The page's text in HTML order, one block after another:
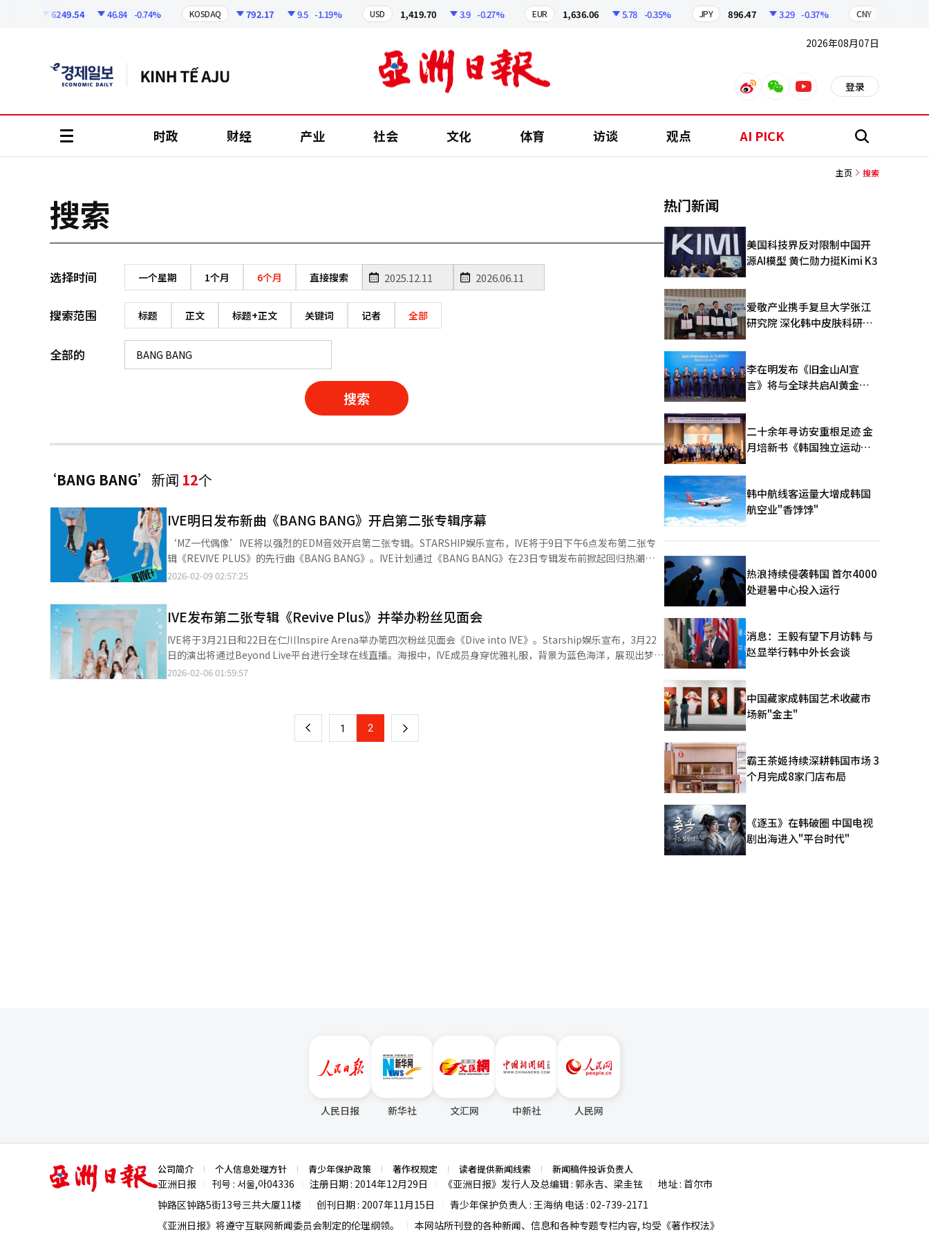
6249.54 46.84 -0.74% KOSDAQ 792.17 9.5 -1.19% USD 1,419.70 3.9 -0.27% EUR 1,636.06 5.78 -0.35% JPY 896.47 3.29 -0.37% CNY
2026年08月07日
weiboweixinyoutube 登录
时政 财经 产业 社会 文化 体育 访谈 观点 AI PICK 搜
主页 搜索
搜索
选择时间 一个星期 1个月 6个月 直接搜索
搜索范围 标题 正文 标题+正文 关键词 记者 全部
全部的
搜索
‘BANG BANG’ 新闻 12个
IVE明日发布新曲《BANG BANG》开启第二张专辑序幕
‘MZ一代偶像’IVE将以强烈的EDM音效开启第二张专辑。STARSHIP娱乐宣布，IVE将于9日下午6点发布第二张专
辑《REVIVE PLUS》的先行曲《BANG BANG》。IVE计划通过《BANG BANG》在23日专辑发布前掀起回归热潮。
以下是新曲的三大期待点。《BANG BANG》是一首以EDM和电子音效为基础的曲目，开头的西部摇摆风格令人印象
添了真诚。张元英此前参与了《态度》、《XOXZ》等多首歌曲的创作，证明了其音乐实力。与IVE的叙事一同成长的
热门作词家徐智音也参与其中。此外，黄裕彬、宇宙少女EXY等实力派作词团队也加入，提升了歌曲的完成度。通过
概念照片和预告视频公开的视觉效果也成为话题。IVE将传统西部片形象重新演绎为现代感。以沙漠为背景，警察代
替了警长，手枪被闪光取代，独特的演出引人注目。方在烨导演执导，呈现了感性的影像美。此外，IVE将于9日下午
6点音源发布后，正式展开音乐节目活动。※ 本报道经人工智能（AI）系统翻译与编辑。
2026-02-09 02:57:25
IVE发布第二张专辑《Revive Plus》并举办粉丝见面会
IVE将于3月21日和22日在仁川Inspire Arena举办第四次粉丝见面会《Dive into IVE》。Starship娱乐宣布，3月22
日的演出将通过Beyond Live平台进行全球在线直播。海报中，IVE成员身穿优雅礼服，背景为蓝色海洋，展现出梦幻
般的魅力。此次粉丝见面会将延续即将于2月23日发布的第二张专辑《Revive Plus》的热度。IVE将在2月9日发布先
丝见面会将成为专辑活动的高潮，并为粉丝提供难忘的回忆。※ 本报道经人工智能（AI）系统翻译与编辑。
2026-02-06 01:59:57
上 1 2 下
热门新闻
美国科技界反对限制中国开
源AI模型 黄仁勋力挺Kimi K3
爱敬产业携手复旦大学张江
研究院 深化韩中皮肤科研合
李在明发布《旧金山AI宣
言》将与全球共启AI黄金时
二十余年寻访安重根足迹 金
月培新书《韩国独立运动圣
韩中航线客运量大增成韩国
航空业"香饽饽"
热浪持续侵袭韩国 首尔4000
处避暑中心投入运行
消息：王毅有望下月访韩 与
赵显举行韩中外长会谈
中国藏家成韩国艺术收藏市
场新"金主"
霸王茶姬持续深耕韩国市场 3
个月完成8家门店布局
《逐玉》在韩破圈 中国电视
剧出海进入"平台时代"
人民日报 新华社 文汇网 中新社 人民网
亚
洲
日
公司简介 个人信息处理方针 青少年保护政策 著作权规定 读者提供新闻线索 新闻稿件投诉负责人
亚洲日报 刊号 : 서울,아04336 注册日期 : 2014年12月29日 《亚洲日报》发行人及总编辑 : 郭永吉、梁圭铉
地址 : 首尔市
钟路区钟路5街13号三共大厦11楼
创刊日期 : 2007年11月15日
青少年保护负责人 : 王海纳 电话 : 02-739-2171
《亚洲日报》将遵守互联网新闻委员会制定的伦理纲领。
本网站所刊登的各种新闻、信息和各种专题专栏内容, 均受《著作权法》